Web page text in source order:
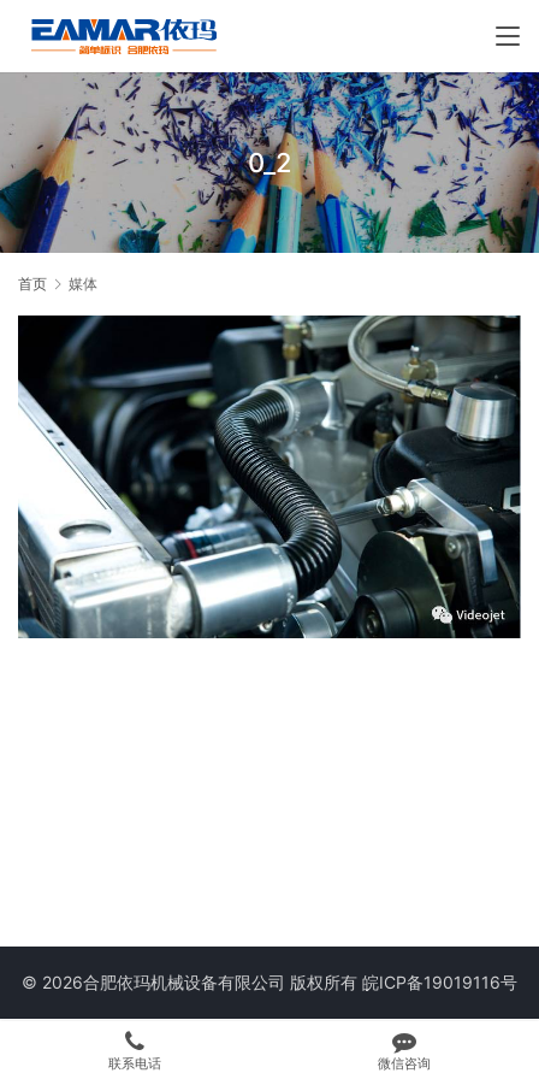
0_2
首页 媒体
© 2026合肥依玛机械设备有限公司 版权所有 皖ICP备19019116号
联系电话 微信咨询